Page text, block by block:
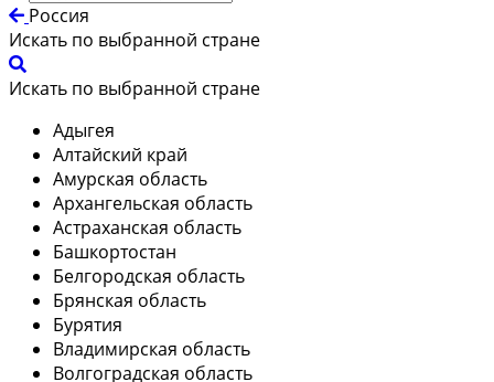
Россия
Искать по выбранной стране
Искать по выбранной стране
Адыгея
Алтайский край
Амурская область
Архангельская область
Астраханская область
Башкортостан
Белгородская область
Брянская область
Бурятия
Владимирская область
Волгоградская область